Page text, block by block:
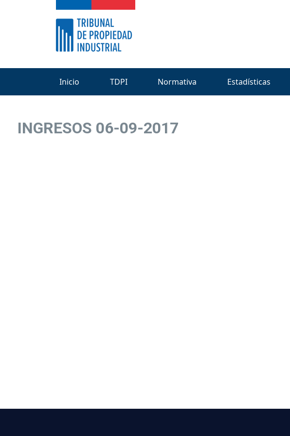
Inicio TDPI Normativa Estadísticas
INGRESOS 06-09-2017